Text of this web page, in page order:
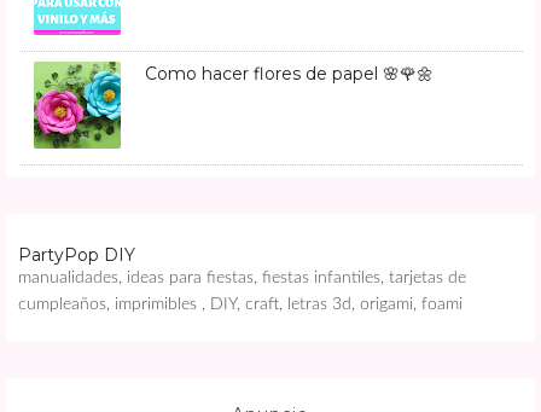
Como hacer flores de papel 🌸🌹🌼
PartyPop DIY
manualidades, ideas para fiestas, fiestas infantiles, tarjetas de
cumpleaños, imprimibles , DIY, craft, letras 3d, origami, foami